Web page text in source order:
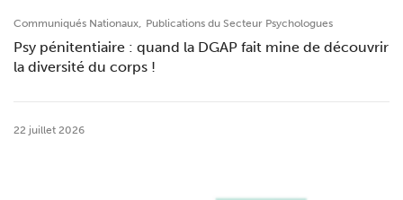
Communiqués Nationaux, Publications du Secteur Psychologues
Psy pénitentiaire : quand la DGAP fait mine de découvrir
la diversité du corps !
22 juillet 2026